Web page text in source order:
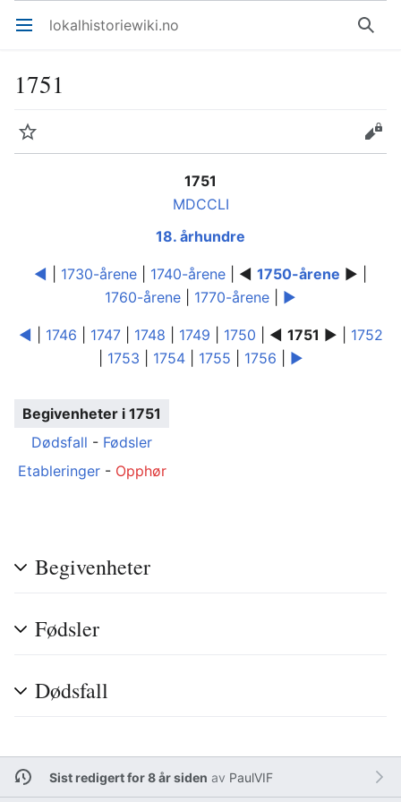
Åpne hovedmenyen lokalhistoriewiki.no Søk
1751
Overvåk Rediger
1751
MDCCLI
18. århundre
◄ 1730-årene 1740-årene | ◄ 1750-årene ► |
1760-årene
1770-årene ►
◄ 1746 1747| 1748 1749 1750 | ◄ 1751 ► | 1752
1753 1754| 1755 1756 ►
Begivenheter i 1751
Dødsfall - Fødsler
Etableringer- Opphør
Begivenheter
Fødsler
Dødsfall
Sist redigert for 8 år siden av PaulVIF